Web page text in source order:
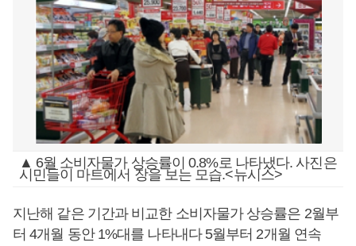
▲ 6월 소비자물가 상승률이 0.8%로 나타냈다. 사진은
시민들이 마트에서 장을 보는 모습.<뉴시스>
지난해 같은 기간과 비교한 소비자물가 상승률은 2월부
터 4개월 동안 1%대를 나타내다 5월부터 2개월 연속